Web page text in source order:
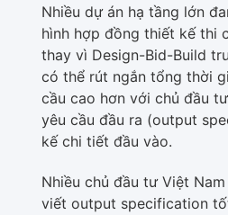
Nhiều dự án hạ tầng lớn
hình hợp đồng thiết kế thi
thay vì Design-Bid-Build
có thể rút ngắn tổng thời
cầu cao hơn với chủ đầu
yêu cầu đầu ra (output
kế chi tiết đầu vào.
Nhiều chủ đầu tư Việt
viết output specification